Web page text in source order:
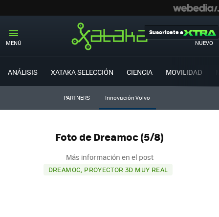
MENÚ NUEVO
Suscríbete a
ANÁLISIS XATAKA SELECCIÓN CIENCIA MOVILIDAD
PARTNERS Innovación Volvo
Foto de Dreamoc (5/8)
Más información en el post
DREAMOC, PROYECTOR 3D MUY REAL